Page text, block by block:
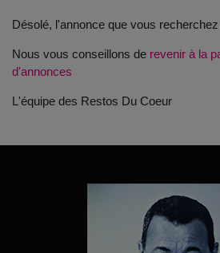
Désolé, l'annonce que vous
Nous vous conseillons de revenir à la
d'annonces
L'équipe des Restos Du Coeur